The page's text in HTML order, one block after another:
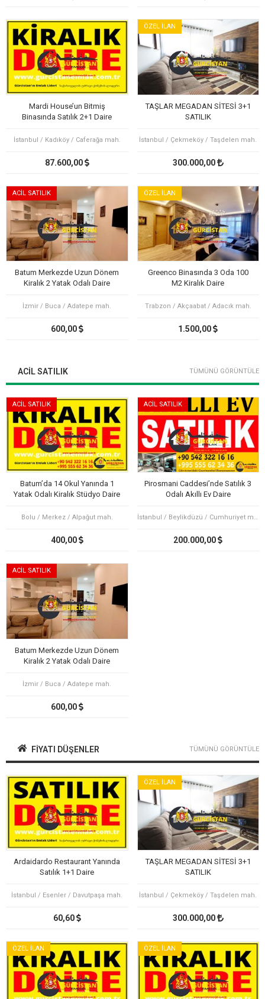
Mardi House’un Bitmiş
Binasında Satılık 2+1 Daire
İstanbul / Kadıköy / Caferağa mah.
87.600,00
ÖZEL İLAN
TAŞLAR MEGADAN SİTESİ 3+1
SATILIK
İstanbul / Çekmeköy / Taşdelen mah.
300.000,00
ACİL SATILIK
Batum Merkezde Uzun Dönem
Kiralık 2 Yatak Odalı Daire
İzmir / Buca / Adatepe mah.
600,00
ÖZEL İLAN
Greenco Binasında 3 Oda 100
M2 Kiralık Daire
Trabzon / Akçaabat / Adacık mah.
1.500,00
ACIL SATILIK TÜMÜNÜ GÖRÜNTÜLE
ACİL SATILIK
Batum’da 14 Okul Yanında 1
Yatak Odalı Kiralık Stüdyo Daire
Bolu / Merkez / Alpağut mah.
400,00
ACİL SATILIK
Pirosmani Caddesi’nde Satılık 3
Odalı Akıllı Ev Daire
İstanbul / Beylikdüzü / Cumhuriyet mah.
200.000,00
ACİL SATILIK
Batum Merkezde Uzun Dönem
Kiralık 2 Yatak Odalı Daire
İzmir / Buca / Adatepe mah.
600,00
FIYATI DÜŞENLER TÜMÜNÜ GÖRÜNTÜLE
Ardaidardo Restaurant Yanında
Satılık 1+1 Daire
İstanbul / Esenler / Davutpaşa mah.
60,60
ÖZEL İLAN
TAŞLAR MEGADAN SİTESİ 3+1
SATILIK
İstanbul / Çekmeköy / Taşdelen mah.
300.000,00
ÖZEL İLAN ÖZEL İLAN